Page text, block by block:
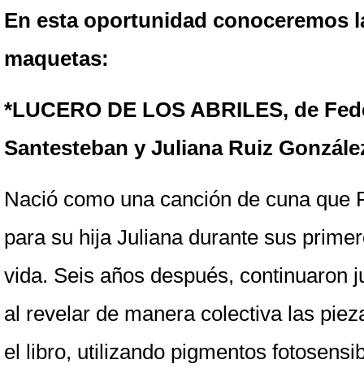
En esta oportunidad conoceremos
maquetas:
*LUCERO DE LOS ABRILES, de
Santesteban y Juliana Ruiz
Nació como una canción de cuna que
para su hija Juliana durante sus
vida. Seis años después, continuaron
al revelar de manera colectiva las
el libro, utilizando pigmentos